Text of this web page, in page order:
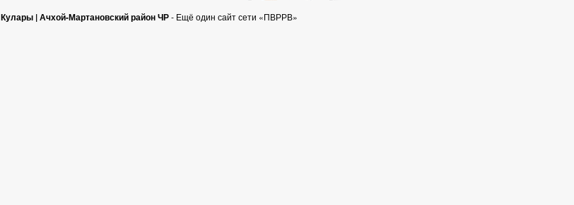
Кулары | Ачхой-Мартановский район ЧР- Ещё один сайт сети «ПВРРВ»